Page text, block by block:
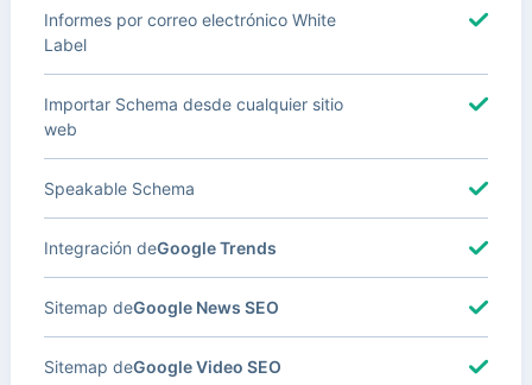
Informes por correo electrónico White
Label
Importar Schema desde cualquier sitio
web
Speakable Schema
Integración deGoogle Trends
Sitemap deGoogle News SEO
Sitemap deGoogle Video SEO